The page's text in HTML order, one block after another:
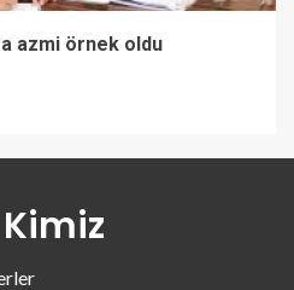
azmi örnek oldu